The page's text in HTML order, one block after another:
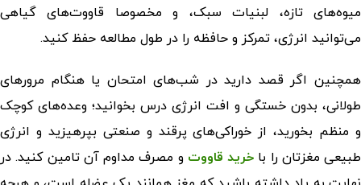
میوه‌های تازه، لبنیات سبک، و مخصوصا قاووت‌های گیاهی
می‌توانید انرژی، تمرکز و حافظه‌ را در طول مطالعه حفظ کنید.
همچنین اگر قصد دارید در شب‌های امتحان یا هنگام مرورهای
طولانی، بدون خستگی و افت انرژی درس بخوانید؛ وعده‌های کوچک
و منظم بخورید، از خوراکی‌های پرقند و صنعتی بپرهیزید و انرژی
طبیعی مغزتان را با خرید قاووت و مصرف مداوم آن تامین کنید. در